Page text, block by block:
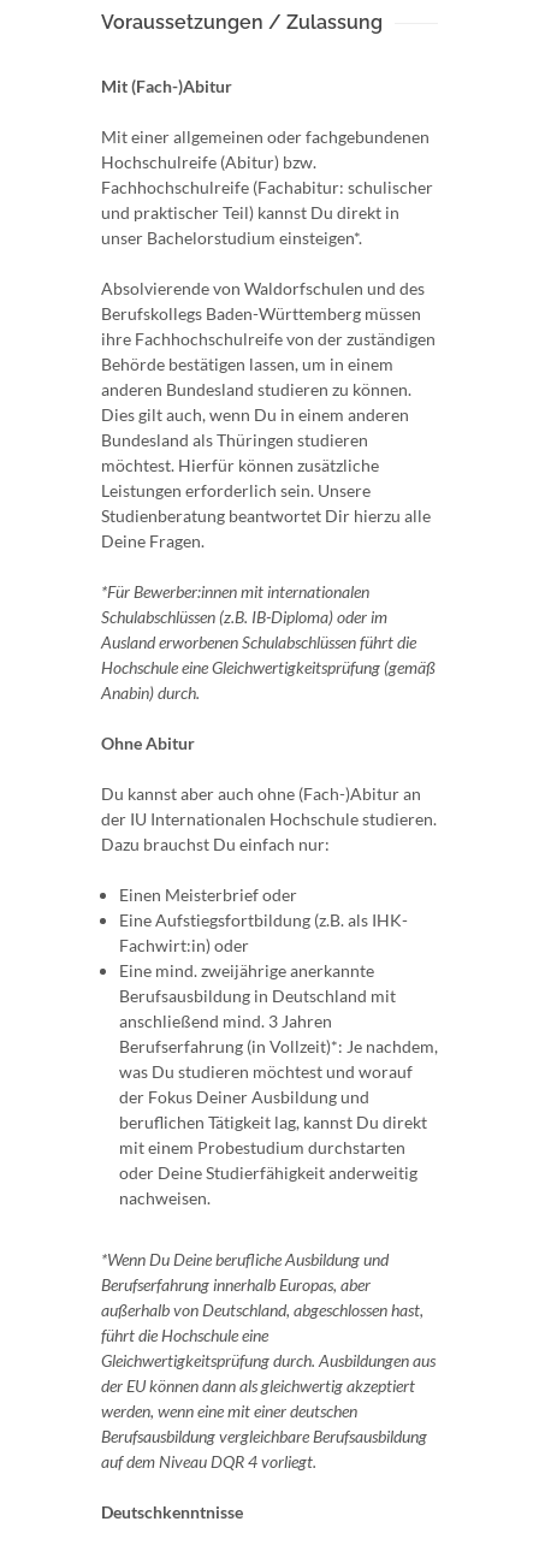
Voraussetzungen / Zulassung
Mit (Fach-)Abitur
Mit einer allgemeinen oder fachgebundenen
Hochschulreife (Abitur) bzw.
Fachhochschulreife (Fachabitur: schulischer
und praktischer Teil) kannst Du direkt in
unser Bachelorstudium einsteigen*.
Absolvierende von Waldorfschulen und des
Berufskollegs Baden-Württemberg müssen
ihre Fachhochschulreife von der zuständigen
Behörde bestätigen lassen, um in einem
anderen Bundesland studieren zu können.
Dies gilt auch, wenn Du in einem anderen
Bundesland als Thüringen studieren
möchtest. Hierfür können zusätzliche
Leistungen erforderlich sein. Unsere
Studienberatung beantwortet Dir hierzu alle
Deine Fragen.
*Für Bewerber:innen mit internationalen
Schulabschlüssen (z.B. IB-Diploma) oder im
Ausland erworbenen Schulabschlüssen führt die
Hochschule eine Gleichwertigkeitsprüfung (gemäß
Anabin) durch.
Ohne Abitur
Du kannst aber auch ohne (Fach-)Abitur an
der IU Internationalen Hochschule studieren.
Dazu brauchst Du einfach nur:
Einen Meisterbrief oder
Eine Aufstiegsfortbildung (z.B. als IHK-
Fachwirt:in) oder
Eine mind. zweijährige anerkannte
Berufsausbildung in Deutschland mit
anschließend mind. 3 Jahren
Berufserfahrung (in Vollzeit)*: Je nachdem,
was Du studieren möchtest und worauf
der Fokus Deiner Ausbildung und
beruflichen Tätigkeit lag, kannst Du direkt
mit einem Probestudium durchstarten
oder Deine Studierfähigkeit anderweitig
nachweisen.
*Wenn Du Deine berufliche Ausbildung und
Berufserfahrung innerhalb Europas, aber
außerhalb von Deutschland, abgeschlossen hast,
führt die Hochschule eine
Gleichwertigkeitsprüfung durch. Ausbildungen aus
der EU können dann als gleichwertig akzeptiert
werden, wenn eine mit einer deutschen
Berufsausbildung vergleichbare Berufsausbildung
auf dem Niveau DQR 4 vorliegt.
Deutschkenntnisse